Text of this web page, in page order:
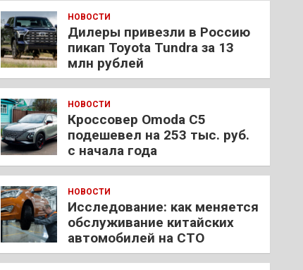
НОВОСТИ
Дилеры привезли в Россию
пикап Toyota Tundra за 13
млн рублей
НОВОСТИ
Кроссовер Omoda C5
подешевел на 253 тыс. руб.
с начала года
НОВОСТИ
Исследование: как меняется
обслуживание китайских
автомобилей на СТО